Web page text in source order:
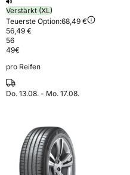
Verstärkt (XL)
Teuerste Option:68,49 €
56,49 €
56
49€
pro Reifen
Do. 13.08. - Mo. 17.08.